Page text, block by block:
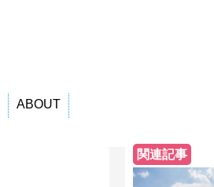
ABOUT
関連記事